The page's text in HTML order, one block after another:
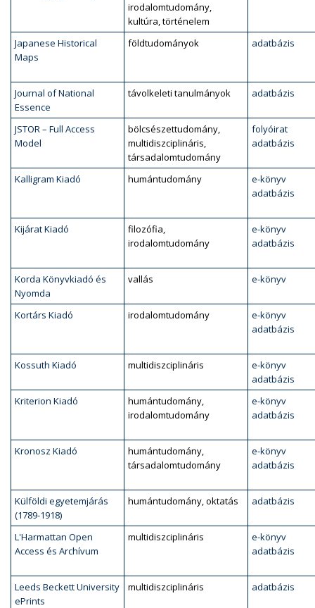
irodalomtudomány,
kultúra, történelem
Japanese Historical
Maps
földtudományok adatbázis
Journal of National
Essence
távolkeleti tanulmányok adatbázis
JSTOR – Full Access
Model
bölcsészettudomány,
multidiszciplináris,
társadalomtudomány
folyóirat
adatbázis
Kalligram Kiadó humántudomány
e-könyv
adatbázis
Kijárat Kiadó
filozófia,
irodalomtudomány
e-könyv
adatbázis
Korda Könyvkiadó és
Nyomda
vallás e-könyv
Kortárs Kiadó irodalomtudomány
e-könyv
adatbázis
Kossuth Kiadó multidiszciplináris
e-könyv
adatbázis
Kriterion Kiadó
humántudomány,
irodalomtudomány
e-könyv
adatbázis
Kronosz Kiadó
humántudomány,
társadalomtudomány
e-könyv
adatbázis
Külföldi egyetemjárás
(1789-1918)
humántudomány, oktatás adatbázis
L'Harmattan Open
Access és Archívum
multidiszciplináris
e-könyv
adatbázis
Leeds Beckett University
ePrints
multidiszciplináris adatbázis